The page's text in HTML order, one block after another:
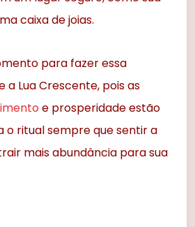
caixa de joias.
para fazer essa
a Lua Crescente, pois as
e prosperidade estão
o ritual sempre que sentir a
mais abundância para sua